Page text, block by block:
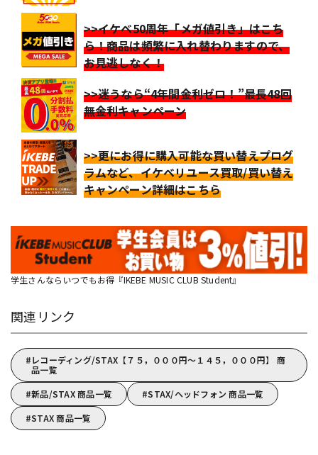
>>イケベ50周年「メガ値引き」はこち
ら！商品は頻繁に入れ替わりますので、
お見逃しなく！
>>迷うなら“4年間金利ゼロ！”最長48回
無金利キャンペーン
>>更にお得に購入可能な買い替えプログ
ラムなど、イケベリユース買取/買い替え
キャンペーン詳細はこちら
学生さんならいつでもお得『IKEBE MUSIC CLUB Student』
関連リンク
レコーディング/STAX【７５，０００円～１４５，０００円】 商
品一覧
新品/STAX 商品一覧
STAX/ヘッドフォン 商品一覧
STAX 商品一覧